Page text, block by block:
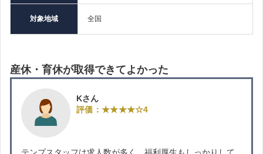
対象地域 全国
産休・育休が取得できてよかった
Kさん
評価：★★★★☆4
テンプスタッフは求人数が多く、福利厚生もしっかりして